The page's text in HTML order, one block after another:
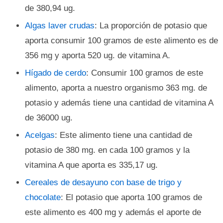
de 380,94 ug.
Algas laver crudas: La proporción de potasio que
aporta consumir 100 gramos de este alimento es de
356 mg y aporta 520 ug. de vitamina A.
Hígado de cerdo: Consumir 100 gramos de este
alimento, aporta a nuestro organismo 363 mg. de
potasio y además tiene una cantidad de vitamina A
de 36000 ug.
Acelgas: Este alimento tiene una cantidad de
potasio de 380 mg. en cada 100 gramos y la
vitamina A que aporta es 335,17 ug.
Cereales de desayuno con base de trigo y
chocolate: El potasio que aporta 100 gramos de
este alimento es 400 mg y además el aporte de